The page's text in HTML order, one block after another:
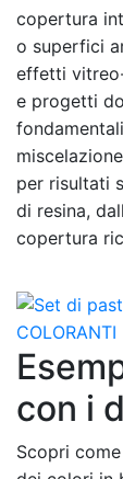
copertura
o superfici
effetti
e progetti
per risultati
di resina,
copertura
con i
Scopri